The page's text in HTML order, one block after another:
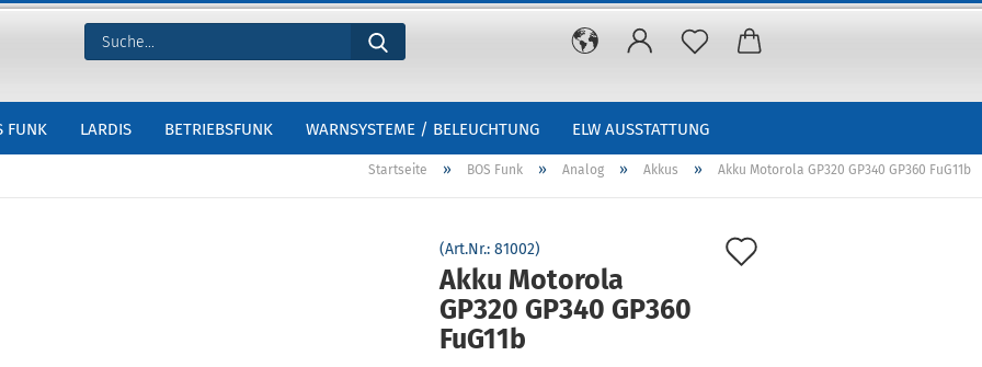
FUNK LARDIS BETRIEBSFUNK WARNSYSTEME / BELEUCHTUNG ELW AUSSTATTUNG
Startseite » BOS Funk » Analog » Akkus » Akku Motorola GP320 GP340 GP360 FuG11b
(Art.Nr.: 81002)
Akku Motorola
GP320 GP340 GP360
FuG11b